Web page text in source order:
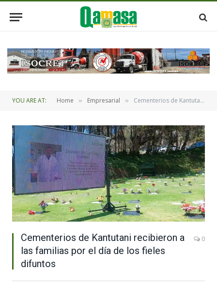
YOU ARE AT: Home » Empresarial » Cementerios de Kantutani recibieron a las familias por el día de los fieles difuntos
Cementerios de Kantutani recibieron a
las familias por el día de los fieles
difuntos
0